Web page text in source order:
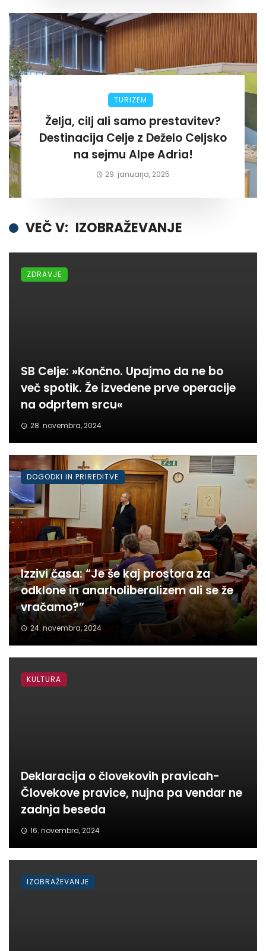
TURIZEM
Želja, cilj ali samo prestavitev?
Destinacija Celje z Deželo Celjsko
na sejmu Alpe Adria!
29. januarja, 2025
VEČ V: IZOBRAŽEVANJE
SB Celje: »Končno. Upajmo da ne bo
več spotik. Že izvedene prve operacije
na odprtem srcu«
28. novembra, 2024
ZDRAVJE
Izzivi časa: “Je še kaj prostora za
odklone in anarholiberalizem ali se že
vračamo?”
24. novembra, 2024
DOGODKI IN PRIREDITVE
Deklaracija o človekovih pravicah-
Človekove pravice, nujna pa vendar ne
zadnja beseda
16. novembra, 2024
KULTURA
IZOBRAŽEVANJE